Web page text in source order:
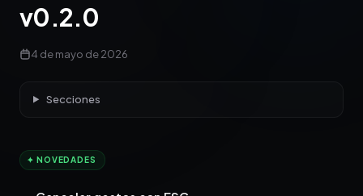
v0.2.0
4 de mayo de 2026
Secciones
✦ NOVEDADES